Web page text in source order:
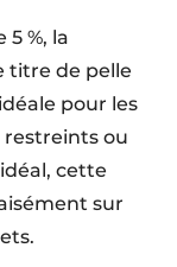
%, la
titre de pelle
pour les
restreints ou
cette
sur